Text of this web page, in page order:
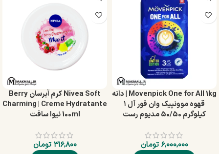
Movenpick One for All 1kg | دانه
قهوه موونپیک وان فور آل ۱
کیلوگرم 50/50 مدیوم رست
۶,۰۰۰,۰۰۰ تومان
Nivea Soft کرم آبرسان Berry
Charming | Creme Hydratante
100ml نیوا سافت
۳۱۶,۸۰۰ تومان